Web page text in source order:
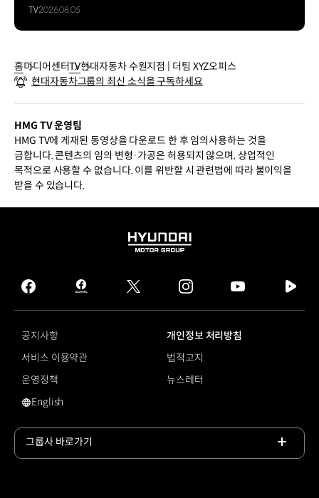
TV2026.08.05
홈미디어센터TV현대자동차 수원지점 | 더팀 XYZ오피스
현대자동차그룹의 최신 소식을 구독하세요
HMG TV 운영팀
HMG TV에 게재된 동영상을 다운로드 한 후 임의사용하는 것을
금합니다. 콘텐츠의 임의 변형·가공은 허용되지 않으며, 상업적인
목적으로 사용할 수 없습니다. 이를 위반할 시 관련법에 따라 불이익을
받을 수 있습니다.
HYUNDAI
GROUP
facebook
hmg
journal
twitter instagram
tv
공지사항
개인정보 처리방침
서비스 이용약관
법적고지
운영정책
뉴스레터
영문 사이트로 이동
English
그룹사 바로가기